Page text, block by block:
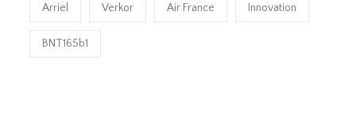
Arriel Verkor Air France Innovation
BNT165b1